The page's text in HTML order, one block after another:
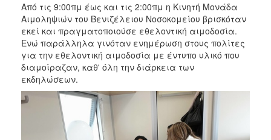
Από τις 9:00πμ έως και τις 2:00πμ η Κινητή Μονάδα
Αιμοληψιών του Βενιζέλειου Νοσοκομείου βρισκόταν
εκεί και πραγματοποιούσε εθελοντική αιμοδοσία.
Ενώ παράλληλα γινόταν ενημέρωση στους πολίτες
για την εθελοντική αιμοδοσία με έντυπο υλικό που
διαμοίραζαν, καθ' όλη την διάρκεια των
εκδηλώσεων.